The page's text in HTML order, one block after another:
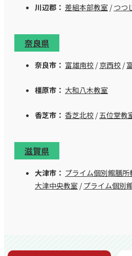
川辺郡： 差組本部教室 /つつ
奈良県
奈良市： 富雄南校 /京西校 /
橿原市： 大和八木教室
香芝市： 香芝北校 /五位堂教
滋賀県
大津市： プライム個別館膳所
大津中央教室 /プライム個別